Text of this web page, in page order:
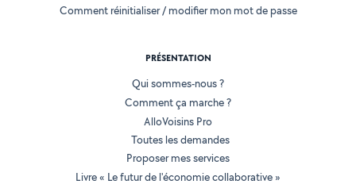
Comment réinitialiser / modifier mon mot de passe
PRÉSENTATION
Qui sommes-nous ?
Comment ça marche ?
AlloVoisins Pro
Toutes les demandes
Proposer mes services
Livre « Le futur de l'économie collaborative »